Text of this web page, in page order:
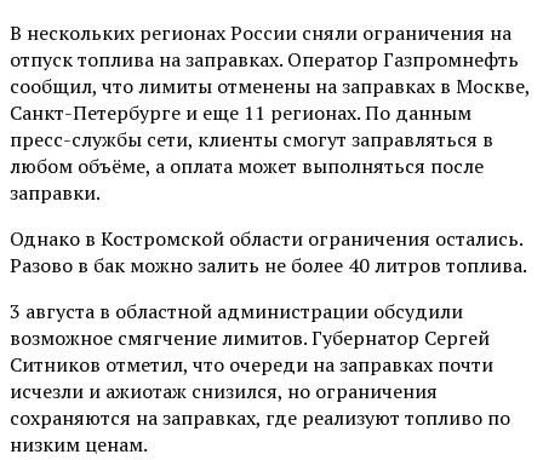
В нескольких регионах России сняли ограничения на
отпуск топлива на заправках. Оператор Газпромнефть
сообщил, что лимиты отменены на заправках в Москве,
Санкт-Петербурге и еще 11 регионах. По данным
пресс-службы сети, клиенты смогут заправляться в
любом объёме, а оплата может выполняться после
заправки.
Однако в Костромской области ограничения остались.
Разово в бак можно залить не более 40 литров топлива.
3 августа в областной администрации обсудили
возможное смягчение лимитов. Губернатор Сергей
Ситников отметил, что очереди на заправках почти
исчезли и ажиотаж снизился, но ограничения
сохраняются на заправках, где реализуют топливо по
низким ценам.